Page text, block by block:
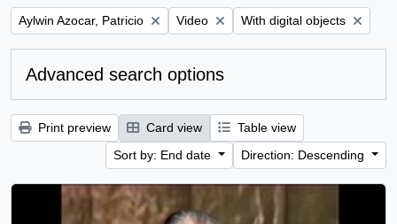
Remove filter:
Aylwin Azocar, Patricio Remove filter:
Video Remove filter:
With digital objects
Advanced search options
Print preview Card view
Table view
Sort by: End date
Direction: Descending